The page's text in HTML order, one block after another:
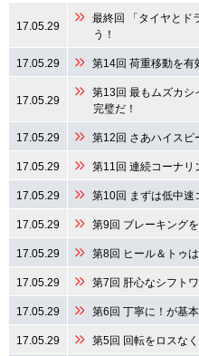
17.05.29
最終回 「タイヤとド
う！
17.05.29 第14回 荷重移動を有
17.05.29
第13回 最もムズカシ
完璧だ！
17.05.29 第12回 さあハイスピ
17.05.29 第11回 連続コーナリ
17.05.29 第10回 まずは低中速
17.05.29 第9回 ブレーキングを
17.05.29 第8回 ヒール＆トゥ
17.05.29 第7回 肝心なシフト
17.05.29 第6回 丁寧に！が基
17.05.29 第5回 回転をロスな